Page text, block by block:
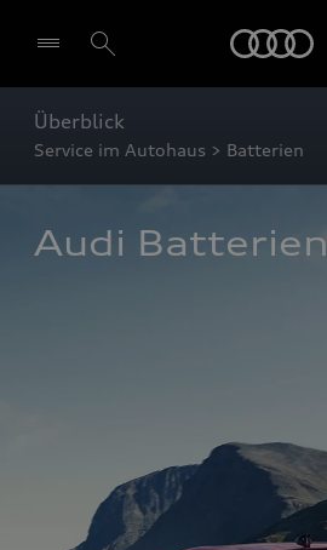
Überblick
Service im Autohaus > Batterien
Audi Batterien